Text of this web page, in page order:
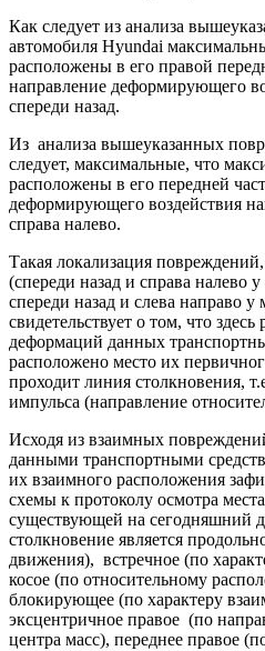
Как следует из анализа
автомобиля Hyundai
расположены в его правой
направление деформирующего
спереди назад.
Из анализа вышеуказанных
следует, максимальные, что
расположены в его передней
деформирующего воздействия
справа налево.
Такая локализация
(спереди назад и справа налево
спереди назад и слева направо
свидетельствует о том, что
деформаций данных
расположено место их
проходит линия столкновения,
импульса (направление
Исходя из взаимных
данными транспортными
их взаимного расположения
схемы к протоколу осмотра
существующей на сегодняшний
столкновение является
движения), встречное (по
косое (по относительному
блокирующее (по характеру
эксцентричное правое (по
центра масс), переднее правое